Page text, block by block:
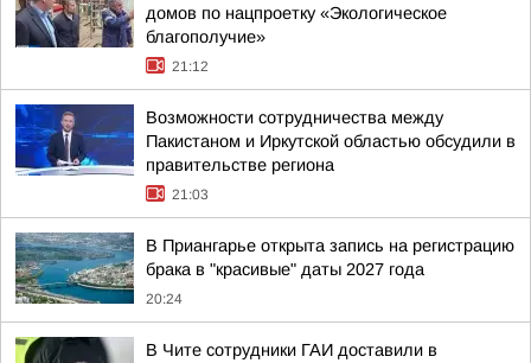
домов по нацпроетку «Экологическое
благополучие»
21:12
Возможности сотрудничества между
Пакистаном и Иркутской областью обсудили в
правительстве региона
21:03
В Приангарье открыта запись на регистрацию
брака в "красивые" даты 2027 года
20:24
В Чите сотрудники ГАИ доставили в